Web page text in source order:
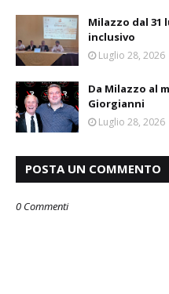
Milazzo dal
inclusivo
Luglio 28, 2026
Da Milazzo al
Giorgianni
Luglio 28, 2026
POSTA UN COMMENTO
0 Commenti